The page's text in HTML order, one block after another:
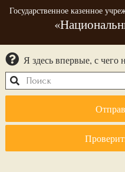
Государственное казенное
Я здесь впервые, с чего